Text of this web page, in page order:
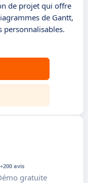
de projet qui offre
de Gantt,
personnalisables.
+200 avis
gratuite